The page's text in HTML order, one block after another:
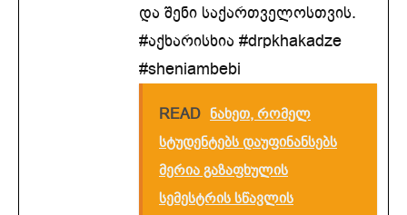
და შენი საქართველოსთვის.
#აქხარისხია #drpkhakadze
#sheniambebi
READ ნახეთ, რომელ
სტუდენტებს დაუფინანსებს
მერია გაზაფხულის
სემესტრის სწავლის